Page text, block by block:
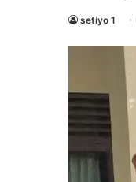
setiyo 1